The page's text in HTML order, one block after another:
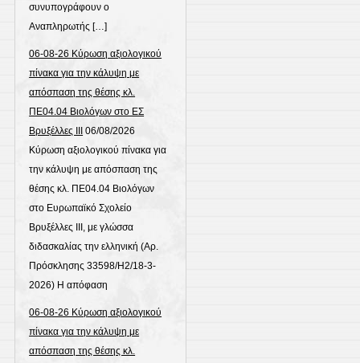
συνυπογράφουν ο
Αναπληρωτής […]
06-08-26 Κύρωση αξιολογικού
πίνακα για την κάλυψη με
απόσπαση της θέσης κλ.
ΠΕ04.04 Βιολόγων στο ΕΣ
Βρυξέλλες ΙΙΙ 06/08/2026
Κύρωση αξιολογικού πίνακα για
την κάλυψη με απόσπαση της
θέσης κλ. ΠΕ04.04 Βιολόγων
στο Ευρωπαϊκό Σχολείο
Βρυξέλλες ΙΙΙ, με γλώσσα
διδασκαλίας την ελληνική (Αρ.
Πρόσκλησης 33598/Η2/18-3-
2026) Η απόφαση
06-08-26 Κύρωση αξιολογικού
πίνακα για την κάλυψη με
απόσπαση της θέσης κλ.